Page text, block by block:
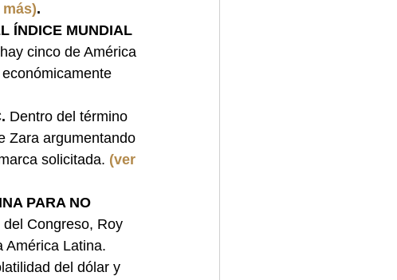
más).
ÍNDICE MUNDIAL
cinco de América
Dentro del término
Zara argumentando
solicitada. (ver
PARA NO
Congreso, Roy
América Latina.
del dólar y